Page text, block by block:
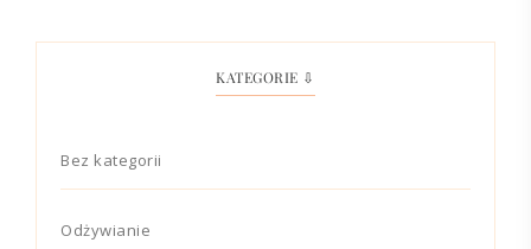
KATEGORIE ⇩
Bez kategorii
Odżywianie